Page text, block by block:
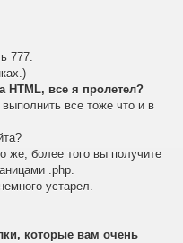
777.
HTML, все я пролетел?
все тоже что и в
же, более того вы получите
.php.
устарел.
которые вам очень